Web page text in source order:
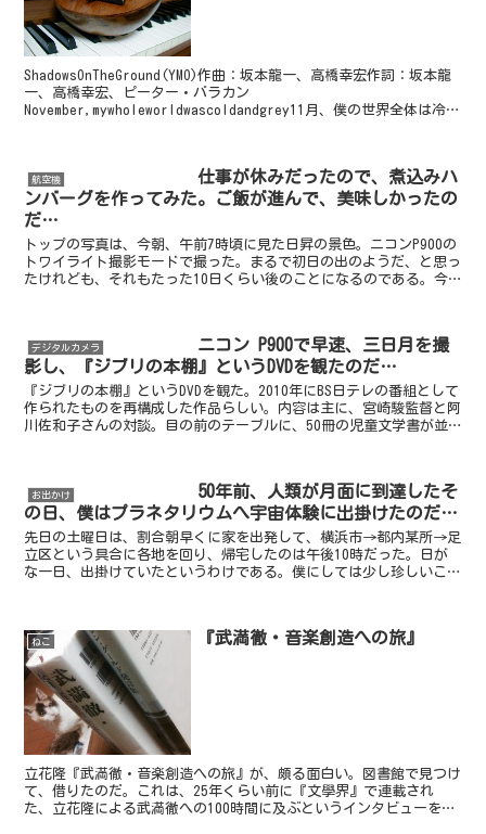
ShadowsOnTheGround(YMO)作曲：坂本龍一、高橋幸宏作詞：坂本龍
一、高橋幸宏、ピーター・バラカン
November,mywholeworldwascoldandgrey11月、僕の世界全体は冷た
航空機
仕事が休みだったので、煮込みハ
ンバーグを作ってみた。ご飯が進んで、美味しかったの
だ…
トップの写真は、今朝、午前7時頃に見た日昇の景色。ニコンP900の
トワイライト撮影モードで撮った。まるで初日の出のようだ、と思っ
たけれども、それもたった10日くらい後のことになるのである。今
デジタルカメラ
ニコン P900で早速、三日月を撮
影し、『ジブリの本棚』というDVDを観たのだ…
『ジブリの本棚』というDVDを観た。2010年にBS日テレの番組として
作られたものを再構成した作品らしい。内容は主に、宮崎駿監督と阿
川佐和子さんの対談。目の前のテーブルに、50冊の児童文学書が並
お出かけ
50年前、人類が月面に到達したそ
の日、僕はプラネタリウムへ宇宙体験に出掛けたのだ…
先日の土曜日は、割合朝早くに家を出発して、横浜市→都内某所→足
立区という具合に各地を回り、帰宅したのは午後10時だった。日が
な一日、出掛けていたというわけである。僕にしては少し珍しいこと
ねこ 『武満徹・音楽創造への旅』
立花隆『武満徹・音楽創造への旅』が、頗る面白い。図書館で見つけ
て、借りたのだ。これは、25年くらい前に『文學界』で連載され
た、立花隆による武満徹への100時間に及ぶというインタビューを、